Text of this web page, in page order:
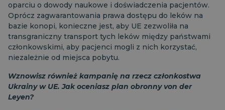
oparciu o dowody naukowe i doświadczenia pacjentów.
Oprócz zagwarantowania prawa dostępu do leków na
bazie konopi, konieczne jest, aby UE zezwoliła na
transgraniczny transport tych leków między państwami
członkowskimi, aby pacjenci mogli z nich korzystać,
niezależnie od miejsca pobytu.
Wznowisz również kampanię na rzecz członkostwa
Ukrainy w UE. Jak oceniasz plan obronny von der
Leyen?